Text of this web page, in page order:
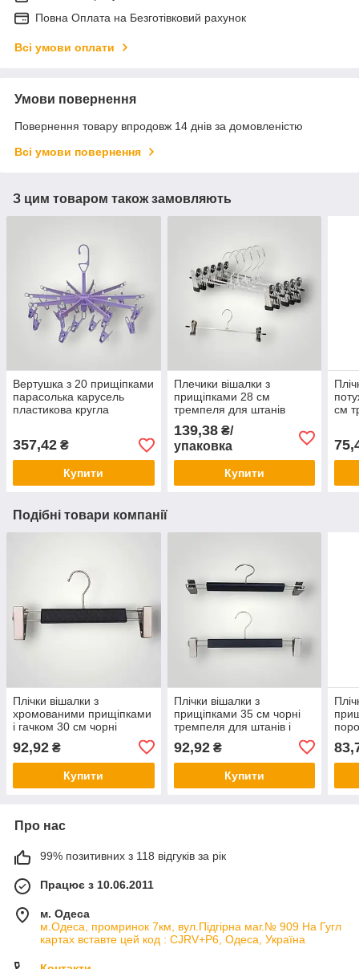
Повна Оплата на Безготівковий рахунок
Всі умови оплати
Умови повернення
Повернення товару впродовж 14 днів за домовленістю
Всі умови повернення
З цим товаром також замовляють
Вертушка з 20 прищіпками
парасолька карусель
пластикова кругла
357,42 ₴
Купити
Плечики вішалки з
прищіпками 28 см
тремпеля для штанів
упаковка 10 шт
139,38₴/
упаковка
Купити
см
Подібні товари компанії
Плічки вішалки з
хромованими прищіпками
і гачком 30 см чорні
штанів і спідниць уп.10 шт
92,92 ₴
Купити
Плічки вішалки з
прищіпками 35 см чорні
тремпеля для штанів і
92,92₴
Купити
Про нас
99% позитивних з 118 відгуків за рік
Працює з 10.06.2011
м. Одеса
м.Одеса, промринок 7км, вул.Підгірна маг.№ 909 На Гугл
картах вставте цей код : CJRV+P6, Одеса, Україна